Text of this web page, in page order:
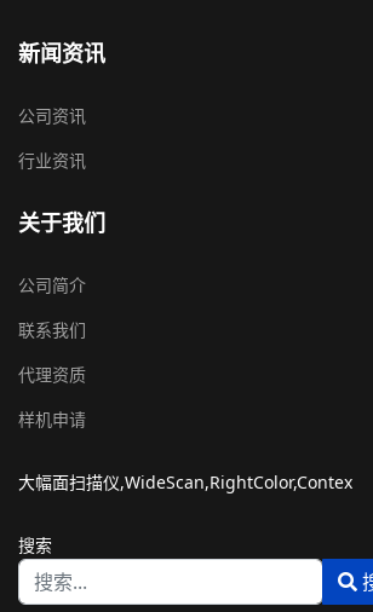
新闻资讯
公司资讯
行业资讯
关于我们
公司简介
联系我们
代理资质
样机申请
大幅面扫描仪,WideScan,RightColor,Contex
搜索